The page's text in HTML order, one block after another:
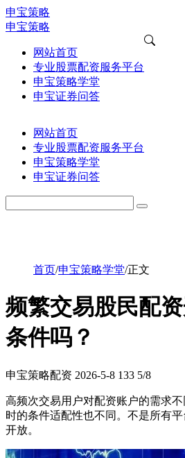
申宝策略
申宝策略
网站首页
专业股票配资服务平台
申宝策略学堂
申宝证券问答
网站首页
专业股票配资服务平台
申宝策略学堂
申宝证券问答
首页/申宝策略学堂/正文
频繁交易股民配
条件吗？
申宝策略配资 2026-5-8 133 5/8
高频次交易用户对配资账户的需求
时的条件适配性也不同。不是所有
开放。